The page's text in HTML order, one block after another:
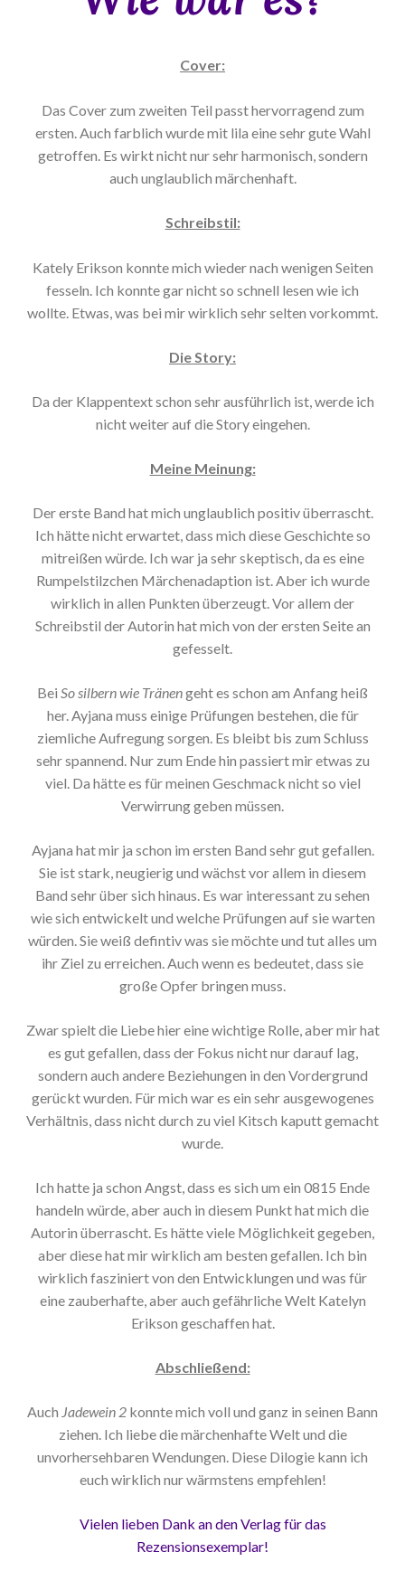
Cover:
Das Cover zum zweiten Teil passt hervorragend zum
ersten. Auch farblich wurde mit lila eine sehr gute Wahl
getroffen. Es wirkt nicht nur sehr harmonisch, sondern
auch unglaublich märchenhaft.
Schreibstil:
Kately Erikson konnte mich wieder nach wenigen Seiten
fesseln. Ich konnte gar nicht so schnell lesen wie ich
wollte. Etwas, was bei mir wirklich sehr selten vorkommt.
Die Story:
Da der Klappentext schon sehr ausführlich ist, werde ich
nicht weiter auf die Story eingehen.
Meine Meinung:
Der erste Band hat mich unglaublich positiv überrascht.
Ich hätte nicht erwartet, dass mich diese Geschichte so
mitreißen würde. Ich war ja sehr skeptisch, da es eine
Rumpelstilzchen Märchenadaption ist. Aber ich wurde
wirklich in allen Punkten überzeugt. Vor allem der
Schreibstil der Autorin hat mich von der ersten Seite an
gefesselt.
Bei So silbern wie Tränengeht es schon am Anfang heiß
her. Ayjana muss einige Prüfungen bestehen, die für
ziemliche Aufregung sorgen. Es bleibt bis zum Schluss
sehr spannend. Nur zum Ende hin passiert mir etwas zu
viel. Da hätte es für meinen Geschmack nicht so viel
Verwirrung geben müssen.
Ayjana hat mir ja schon im ersten Band sehr gut gefallen.
Sie ist stark, neugierig und wächst vor allem in diesem
Band sehr über sich hinaus. Es war interessant zu sehen
wie sich entwickelt und welche Prüfungen auf sie warten
würden. Sie weiß defintiv was sie möchte und tut alles um
ihr Ziel zu erreichen. Auch wenn es bedeutet, dass sie
große Opfer bringen muss.
Zwar spielt die Liebe hier eine wichtige Rolle, aber mir hat
es gut gefallen, dass der Fokus nicht nur darauf lag,
sondern auch andere Beziehungen in den Vordergrund
gerückt wurden. Für mich war es ein sehr ausgewogenes
Verhältnis, dass nicht durch zu viel Kitsch kaputt gemacht
wurde.
Ich hatte ja schon Angst, dass es sich um ein 0815 Ende
handeln würde, aber auch in diesem Punkt hat mich die
Autorin überrascht. Es hätte viele Möglichkeit gegeben,
aber diese hat mir wirklich am besten gefallen. Ich bin
wirklich fasziniert von den Entwicklungen und was für
eine zauberhafte, aber auch gefährliche Welt Katelyn
Erikson geschaffen hat.
Abschließend:
Auch Jadewein 2 konnte mich voll und ganz in seinen Bann
ziehen. Ich liebe die märchenhafte Welt und die
unvorhersehbaren Wendungen. Diese Dilogie kann ich
euch wirklich nur wärmstens empfehlen!
Vielen lieben Dank an den Verlag für das
Rezensionsexemplar!